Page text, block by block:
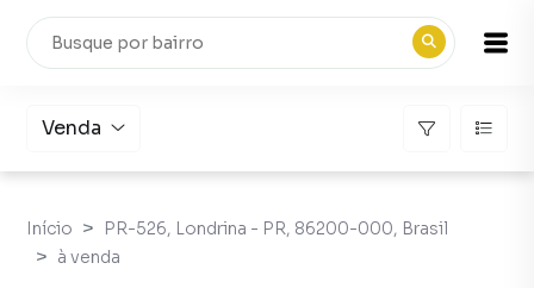
Venda
Início
PR-526, Londrina - PR, 86200-000, Brasil
à venda